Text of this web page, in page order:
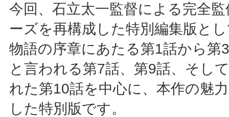
今回、石立太一監督による完全
ーズを再構成した特別編集版と
物語の序章にあたる第1話から第
と言われる第7話、第9話、そし
れた第10話を中心に、本作の魅
した特別版です。